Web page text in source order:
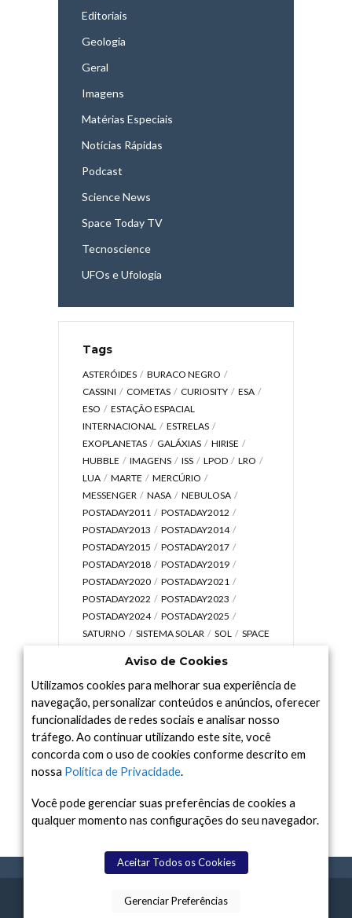
Editoriais
Geologia
Geral
Imagens
Matérias Especiais
Notícias Rápidas
Podcast
Science News
Space Today TV
Tecnoscience
UFOs e Ufologia
Tags
ASTERÓIDES
BURACO NEGRO
CASSINI
COMETAS CURIOSITY
ESA
ESO
ESTAÇÃO ESPACIAL
INTERNACIONAL
ESTRELAS
EXOPLANETAS
GALÁXIAS
HIRISE
HUBBLE
IMAGENS ISS LPOD
LRO
LUA
MARTE
MERCÚRIO
MESSENGER
NASA
NEBULOSA
POSTADAY2011
POSTADAY2012
POSTADAY2013
POSTADAY2014
POSTADAY2015
POSTADAY2017
POSTADAY2018
POSTADAY2019
POSTADAY2020
POSTADAY2021
POSTADAY2022
POSTADAY2023
POSTADAY2024
POSTADAY2025
SATURNO
SISTEMA SOLAR SOL
SPACE
UNIVERSO
VÍDEO
Arquivo
Arquivo
TERMOS CONTATO SPACE TODAY
Aviso de Cookies
Utilizamos cookies para melhorar sua experiência de
navegação, personalizar conteúdos e anúncios, oferecer
funcionalidades de redes sociais e analisar nosso
tráfego. Ao continuar utilizando este site, você
concorda com o uso de cookies conforme descrito em
nossa Política de Privacidade.
Você pode gerenciar suas preferências de cookies a
qualquer momento nas configurações do seu navegador.
Aceitar Todos os Cookies
Gerenciar Preferências